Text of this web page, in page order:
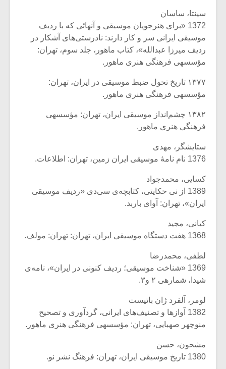
سپنتا، ساسان
1372 «برای هنرجویان موسیقی و آنهائی که با ردیف
موسیقی ایرانی سر و کار دارند: نادرستی‌های آشکار در
ردیف میرزا عبدالله»، کتاب ماهور، جلد سوم، تهران:
مؤسسه‏ى فرهنگى هنرى ماهور.
۱۳۷۷ تاریخ تحول ضبط موسیقی در ایران، تهران‌:
مؤسسه‏ى فرهنگى هنرى ماهور.
۱۳۸۲ چشم‌انداز موسیقی ایران، تهران: مؤسسه‏ى
فرهنگى هنرى ماهور.
ستایشگر، مهدی
1376 نام نامۀ موسیقی ایران زمین، تهران: اطلاعات.
کسایی، محمدجواد
1389 از نی حکایتی، کتابچه‌ی سی‌دی «ردیف موسیقی
ایران»، تهران: آوای باربد.
کیانی، مجید
1368 هفت دستگاه موسیقی ایران، تهران: تهران: مولف.
لطفی، محمدرضا
1369 «شناخت موسیقی؛ ردیف کنونی در ایران»، نامه‌ی
شیدا، شماره‏ی ۲ و۳.
لومر، آلفرد ژان باتیست
1382 آوازها و تصنیف‌های ایرانی، گردآوری و تصحیح
منوچهر صهبایی، تهران: مؤسسه‏ى فرهنگى هنرى ماهور.
مشحون، حسن
1380 تاریخ موسیقی ایران، تهران: فرهنگ نشر نو.